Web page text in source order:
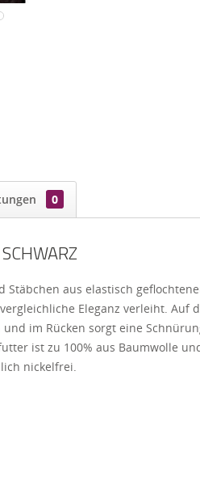
0
aus elastisch
Eleganz verleiht.
im Rücken sorgt eine
ist zu 100% aus Baumwolle
nickelfrei.